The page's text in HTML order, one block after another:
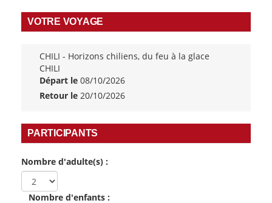
VOTRE VOYAGE
CHILI - Horizons chiliens, du feu à la glace
CHILI
Départ le 08/10/2026
Retour le 20/10/2026
PARTICIPANTS
Nombre d'adulte(s) :
Nombre d'enfants :